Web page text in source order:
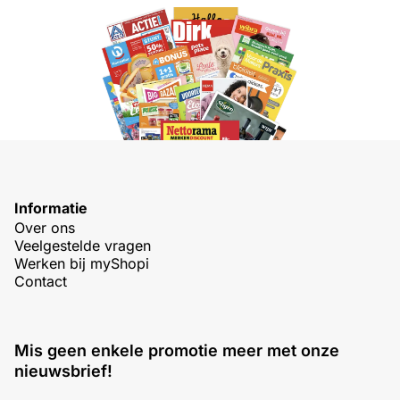
Informatie
Over ons
Veelgestelde vragen
Werken bij myShopi
Contact
Mis geen enkele promotie meer met onze
nieuwsbrief!